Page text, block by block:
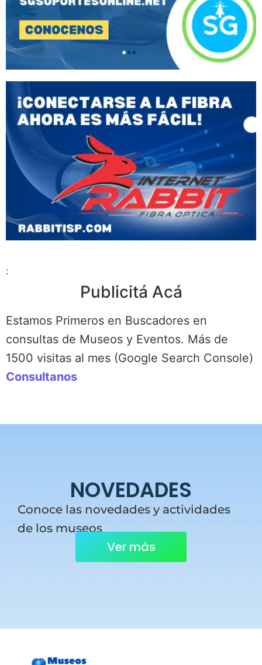
:
Publicitá Acá
Estamos Primeros en Buscadores en
consultas de Museos y Eventos. Más de
1500 visitas al mes (Google Search Console)
Consultanos
NOVEDADES
Conoce las novedades y actividades
de los museos
Ver más